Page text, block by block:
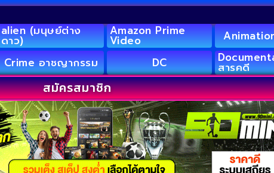
alien (มนุษย์ต่าง
ดาว)
Amazon Prime
Video
Crime อาชญากรรม DC สารคดี
สมัครสมาชิก